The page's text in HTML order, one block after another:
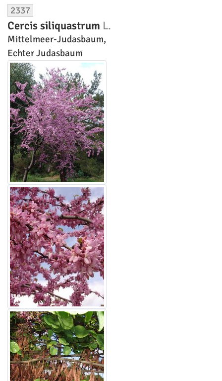
2337
Cercis siliquastrum L.
Mittelmeer-Judasbaum,
Echter Judasbaum